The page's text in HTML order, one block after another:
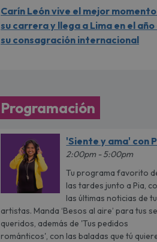
Carín León vive el mejor
su carrera y llega a Lima en el año
su consagración internacional
Programación
'Siente y ama' con
2:00pm - 5:00pm
Tu programa favorito
las tardes junto a Pia,
las últimas noticias de
artistas. Manda ‘Besos al aire’ para tus
queridos, además de 'Tus pedidos
románticos', con las baladas que tú